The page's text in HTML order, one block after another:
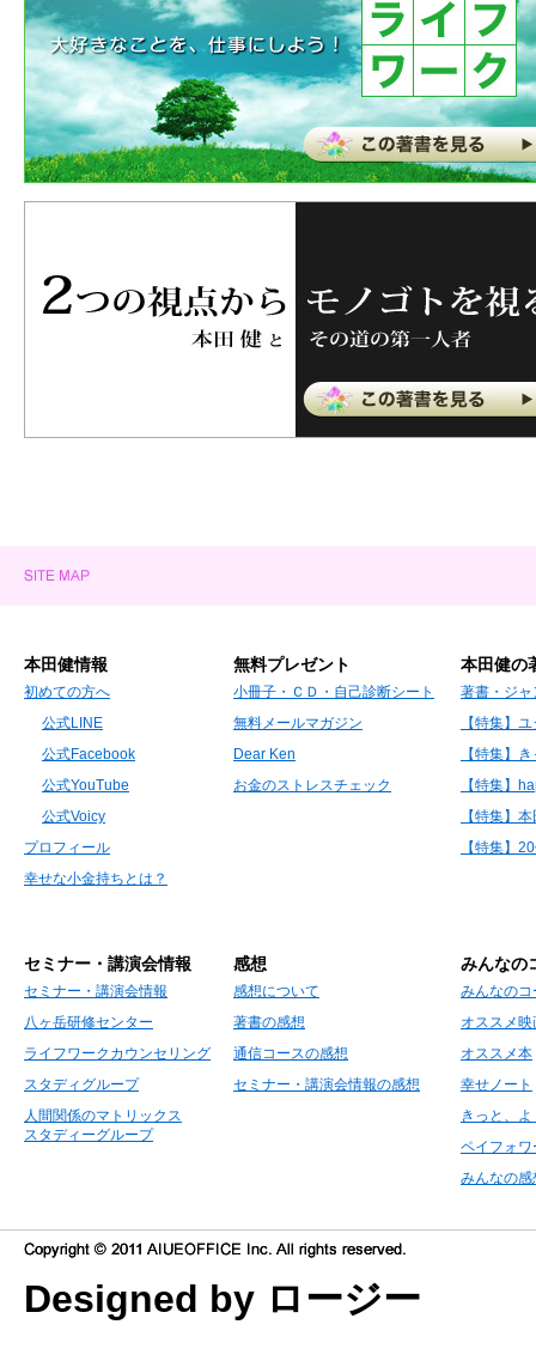
本田健情報
初めての方へ
公式LINE
公式Facebook
公式YouTube
公式Voicy
プロフィール
幸せな小金持ちとは？
無料プレゼント
小冊子・ＣＤ・自己診断シート
無料メールマガジン
Dear Ken
お金のストレスチェック
本田健の
著書・ジャ
【特集】
【特集】
【特集】
【特集】
【特集】
セミナー・講演会情報
セミナー・講演会情報
八ヶ岳研修センター
ライフワークカウンセリング
スタディグループ
人間関係のマトリックス
スタディーグループ
感想
感想について
著書の感想
通信コースの感想
セミナー・講演会情報の感想
みんなの
みんなの
オススメ映
オススメ本
幸せノート
きっと、
ペイフォワ
みんなの感
Designed by ロージー